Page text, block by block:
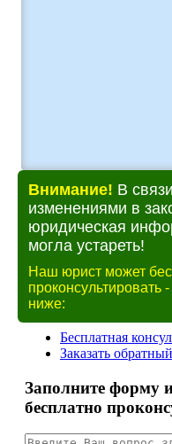
Внимание! В
изменениями в
юридическая
могла устареть!
Наш юрист может
ниже: